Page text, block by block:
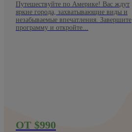
Путешествуйте по Америке! Вас ждут
яркие города, захватывающие виды и
незабываемые впечатления. Завершите
программу и откройте...
ОТ $990